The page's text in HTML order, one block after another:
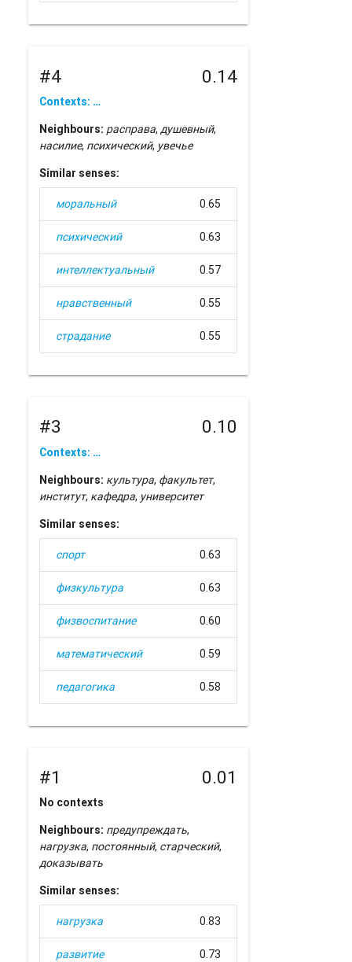
#4 0.14
Contexts: …
Neighbours: расправа,душевный,
насилие, психический, увечье
Similar senses:
моральный 0.65
психический 0.63
интеллектуальный 0.57
нравственный 0.55
страдание 0.55
#3 0.10
Contexts: …
Neighbours: культура, факультет,
институт, кафедра, университет
Similar senses:
спорт 0.63
физкультура 0.63
физвоспитание 0.60
математический 0.59
педагогика 0.58
#1 0.01
No contexts
Neighbours: предупреждать,
нагрузка, постоянный, старческий,
доказывать
Similar senses:
нагрузка 0.83
развитие 0.73